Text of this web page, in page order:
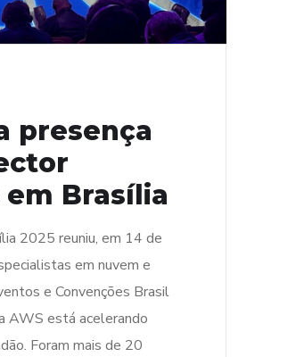
presença
Brasília
2025 reuniu, em 14 de
em nuvem e
e Convenções Brasil
AWS está acelerando
Foram mais de 20